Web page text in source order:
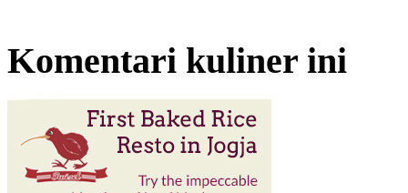
Komentari kuliner ini